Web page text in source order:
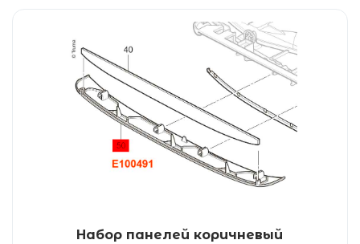
Набор панелей коричневый